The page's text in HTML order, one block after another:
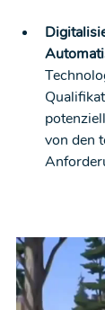
von den